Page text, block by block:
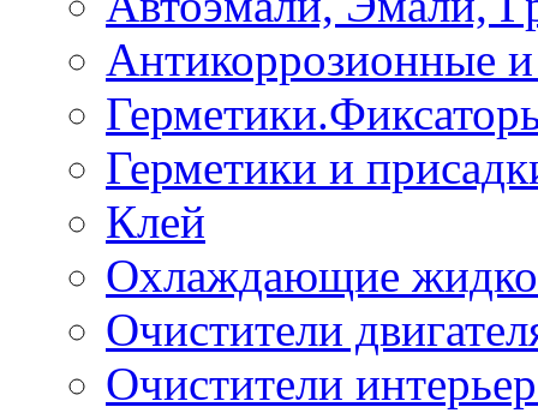
Антикоррозионные
Герметики и
Клей
Охлаждающие
Очистители
Очистители